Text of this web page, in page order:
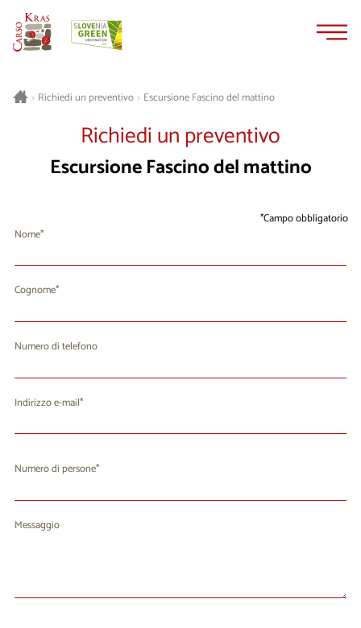
> Richiedi un preventivo> Escursione Fascino del mattino
Richiedi un preventivo
Escursione Fascino del mattino
Campo obbligatorio
Nome
Cognome
Numero di telefono
Indirizzo e-mail
Numero di persone
Messaggio